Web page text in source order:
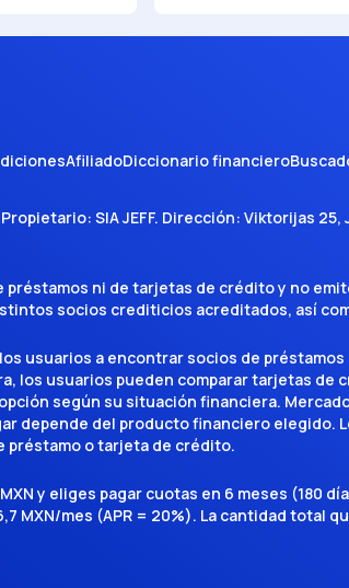
AfiliadoDiccionario financiero
Propietario: SIA JEFF. Dirección: Viktorijas 25,
préstamos ni de tarjetas de crédito y no
socios crediticios acreditados, así
usuarios a encontrar socios de
los usuarios pueden comparar tarjetas
según su situación financiera.
depende del producto financiero elegido.
préstamo o tarjeta de crédito.
y eliges pagar cuotas en 6 meses (180
MXN/mes (APR = 20%). La cantidad total